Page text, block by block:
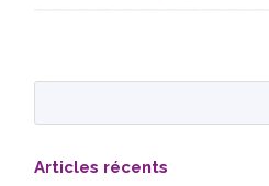
Articles récents